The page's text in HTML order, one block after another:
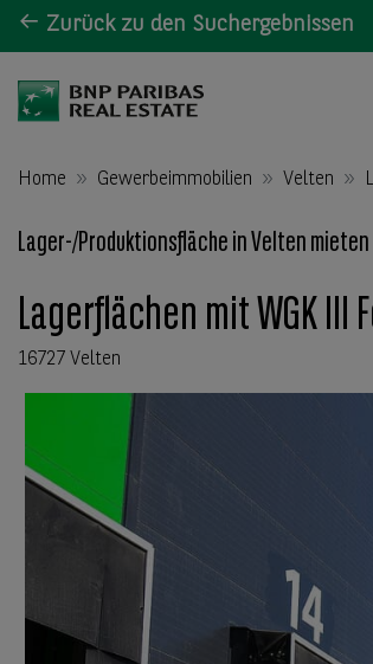
Zurück zu den Suchergebnissen
Home Gewerbeimmobilien Velten
Lager-/Produktionsfläche in Velten mieten
Lagerflächen mit WGK III
16727 Velten